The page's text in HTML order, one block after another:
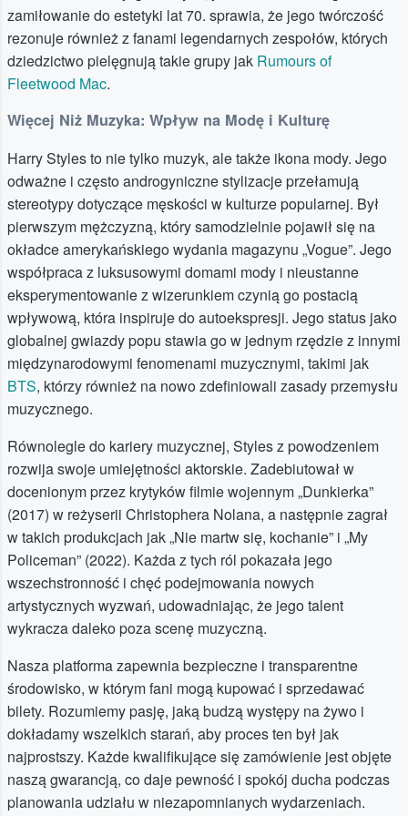
zamiłowanie do estetyki lat 70. sprawia, że jego twórczość
rezonuje również z fanami legendarnych zespołów, których
dziedzictwo pielęgnują takie grupy jak Rumours of
Fleetwood Mac.
Więcej Niż Muzyka: Wpływ na Modę i Kulturę
Harry Styles to nie tylko muzyk, ale także ikona mody. Jego
odważne i często androgyniczne stylizacje przełamują
stereotypy dotyczące męskości w kulturze popularnej. Był
pierwszym mężczyzną, który samodzielnie pojawił się na
okładce amerykańskiego wydania magazynu „Vogue”. Jego
współpraca z luksusowymi domami mody i nieustanne
eksperymentowanie z wizerunkiem czynią go postacią
wpływową, która inspiruje do autoekspresji. Jego status jako
globalnej gwiazdy popu stawia go w jednym rzędzie z innymi
międzynarodowymi fenomenami muzycznymi, takimi jak
BTS, którzy również na nowo zdefiniowali zasady przemysłu
muzycznego.
Równolegle do kariery muzycznej, Styles z powodzeniem
rozwija swoje umiejętności aktorskie. Zadebiutował w
docenionym przez krytyków filmie wojennym „Dunkierka”
(2017) w reżyserii Christophera Nolana, a następnie zagrał
w takich produkcjach jak „Nie martw się, kochanie” i „My
Policeman” (2022). Każda z tych ról pokazała jego
wszechstronność i chęć podejmowania nowych
artystycznych wyzwań, udowadniając, że jego talent
wykracza daleko poza scenę muzyczną.
Nasza platforma zapewnia bezpieczne i transparentne
środowisko, w którym fani mogą kupować i sprzedawać
bilety. Rozumiemy pasję, jaką budzą występy na żywo i
dokładamy wszelkich starań, aby proces ten był jak
najprostszy. Każde kwalifikujące się zamówienie jest objęte
naszą gwarancją, co daje pewność i spokój ducha podczas
planowania udziału w niezapomnianych wydarzeniach.